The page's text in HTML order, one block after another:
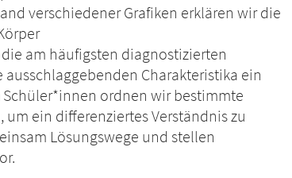
verschiedener Grafiken erklären wir die
am häufigsten diagnostizierten
Charakteristika ein
ordnen wir bestimmte
ein differenziertes Verständnis zu
Lösungswege und stellen